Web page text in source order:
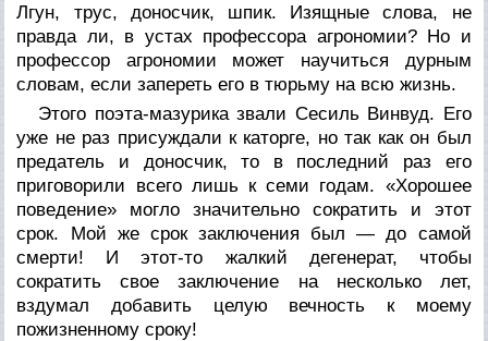
Лгун, трус, доносчик, шпик. Изящные слова, не
правда ли, в устах профессора агрономии? Но и
профессор агрономии может научиться дурным
словам, если запереть его в тюрьму на всю жизнь.
Этого поэта-мазурика звали Сесиль Винвуд. Его
уже не раз присуждали к каторге, но так как он был
предатель и доносчик, то в последний раз его
приговорили всего лишь к семи годам. «Хорошее
поведение» могло значительно сократить и этот
срок. Мой же срок заключения был — до самой
смерти! И этот-то жалкий дегенерат, чтобы
сократить свое заключение на несколько лет,
вздумал добавить целую вечность к моему
пожизненному сроку!